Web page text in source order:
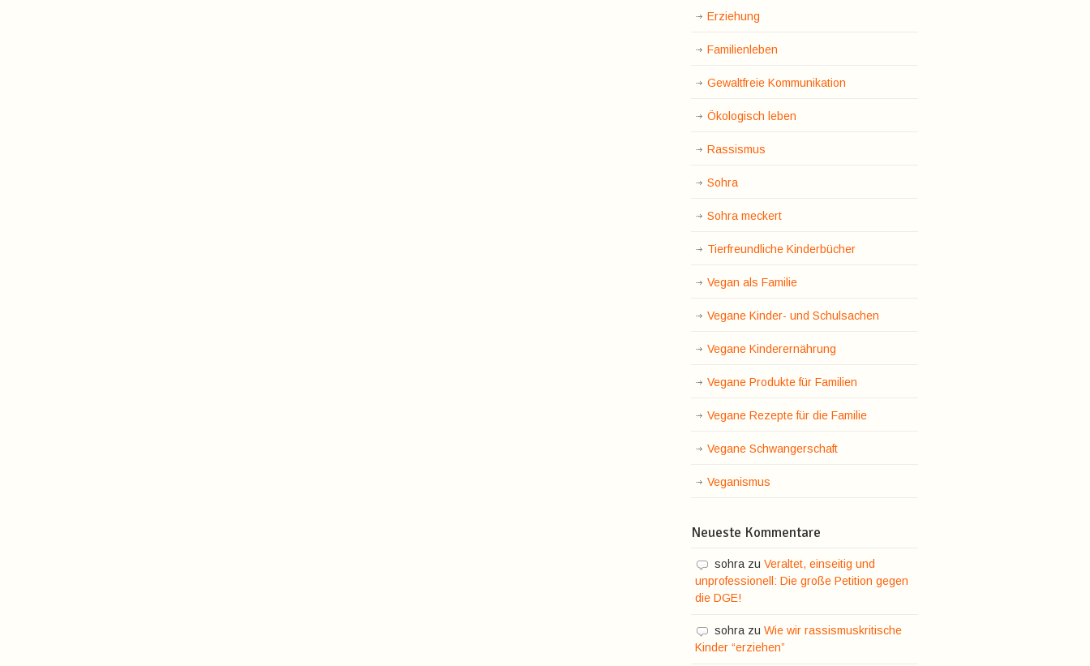
Erziehung
Familienleben
Gewaltfreie Kommunikation
Ökologisch leben
Rassismus
Sohra
Sohra meckert
Tierfreundliche Kinderbücher
Vegan als Familie
Vegane Kinder- und Schulsachen
Vegane Kinderernährung
Vegane Produkte für Familien
Vegane Rezepte für die Familie
Vegane Schwangerschaft
Veganismus
Neueste Kommentare
sohra zu Veraltet, einseitig und
unprofessionell: Die große Petition gegen
die DGE!
sohra zu Wie wir rassismuskritische
Kinder “erziehen”